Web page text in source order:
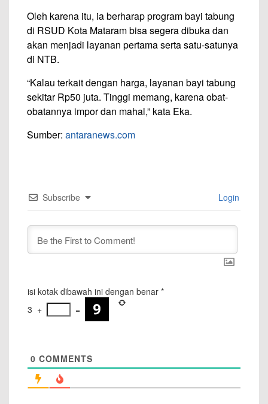
Oleh karena itu, ia berharap program bayi tabung
di RSUD Kota Mataram bisa segera dibuka dan
akan menjadi layanan pertama serta satu-satunya
di NTB.
“Kalau terkait dengan harga, layanan bayi tabung
sekitar Rp50 juta. Tinggi memang, karena obat-
obatannya impor dan mahal,” kata Eka.
Sumber: antaranews.com
Subscribe Login
isi kotak dibawah ini dengan benar *
3 + =
0 COMMENTS